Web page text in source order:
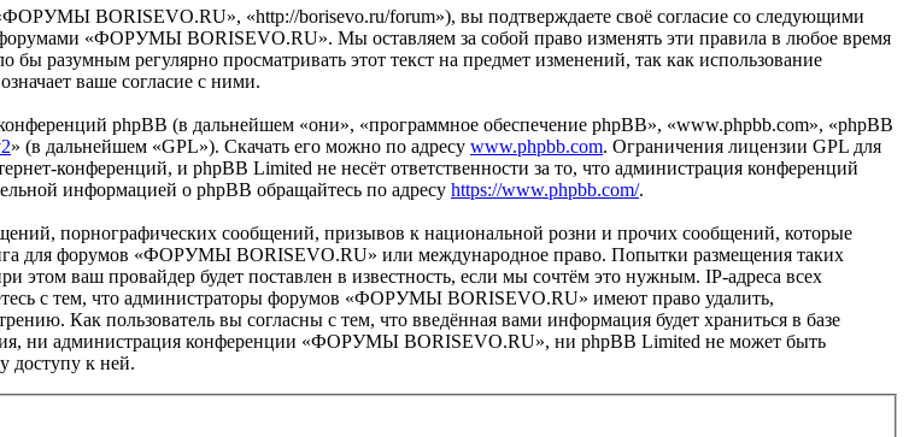
BORISEVO.RU», «http://borisevo.ru/forum»), вы подтверждаете своё согласие со следующими
«ФОРУМЫ BORISEVO.RU». Мы оставляем за собой право изменять эти правила в любое время
разумным регулярно просматривать этот текст на предмет изменений, так как использование
ваше согласие с ними.
phpBB (в дальнейшем «они», «программное обеспечение phpBB», «www.phpbb.com», «phpBB
» (в дальнейшем «GPL»). Скачать его можно по адресу www.phpbb.com. Ограничения лицензии GPL для
конференций, и phpBB Limited не несёт ответственности за то, что администрация конференций
информацией о phpBB обращайтесь по адресу https://www.phpbb.com/.
порнографических сообщений, призывов к национальной розни и прочих сообщений, которые
для форумов «ФОРУМЫ BORISEVO.RU» или международное право. Попытки размещения таких
ваш провайдер будет поставлен в известность, если мы сочтём это нужным. IP-адреса всех
с тем, что администраторы форумов «ФОРУМЫ BORISEVO.RU» имеют право удалить,
Как пользователь вы согласны с тем, что введённая вами информация будет храниться в базе
ни администрация конференции «ФОРУМЫ BORISEVO.RU», ни phpBB Limited не может быть
доступу к ней.